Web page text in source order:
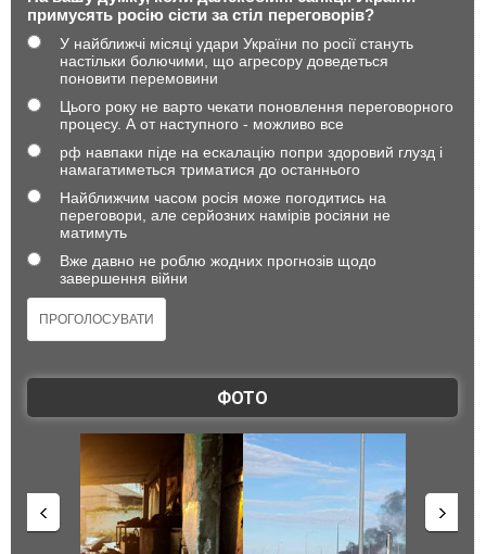
примусять росію сісти за стіл переговорів?
У найближчі місяці удари України по росії стануть
настільки болючими, що агресору доведеться
поновити перемовини
Цього року не варто чекати поновлення переговорного
процесу. А от наступного - можливо все
рф навпаки піде на ескалацію попри здоровий глузд і
намагатиметься триматися до останнього
Найближчим часом росія може погодитись на
переговори, але серйозних намірів росіяни не
матимуть
Вже давно не роблю жодних прогнозів щодо
завершення війни
ФОТО